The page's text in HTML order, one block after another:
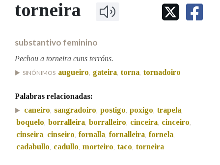
IDENTIDADE CORPORATIVA
MARCIAL DEL ADALID
FIGURAS HOMENAXEADAS
PRIMAVERA DAS LETRAS
PORTAL DAS PALABRAS
Facebook
TwitterYoutubeInstagram
Bluesky
BUSCAR NOS LEMAS
Remata por
Contén
BUSCAR NO CONTIDO
torneira
substantivo feminino
Pechou a torneira cuns terróns.
SINÓNIMOS augueiro, gateira, torna, tornadoiro
Palabras relacionadas:
caneiro, sangradoiro, postigo, poxigo, trapela,
boquelo, borralleira, borralleiro, cinceira, cinceiro,
cinseira, cinseiro, fornalla, fornalleira, fornela,
cadabullo, cadullo, morteiro, taco, torneira